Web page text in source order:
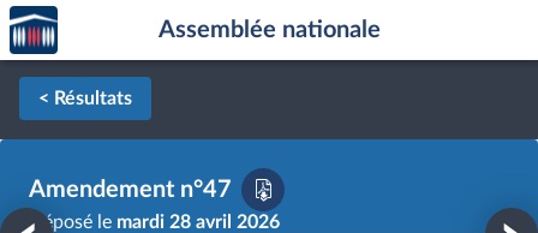
Aller au contenu
Aller en bas de la page
Accèder
à la
page
d'accueil
Assemblée nationale
< Résultats
Amendement n°47
Déposé le mardi 28 avril 2026